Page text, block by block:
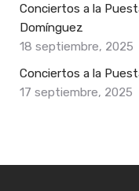
Conciertos a la
Domínguez
18 septiembre, 2025
Conciertos a la
17 septiembre, 2025